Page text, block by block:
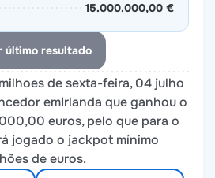
15.000.000,00 €
último resultado
de sexta-feira, 04 julho
emIrlanda que ganhou o
euros, pelo que para o
jogado o jackpot mínimo
de euros.